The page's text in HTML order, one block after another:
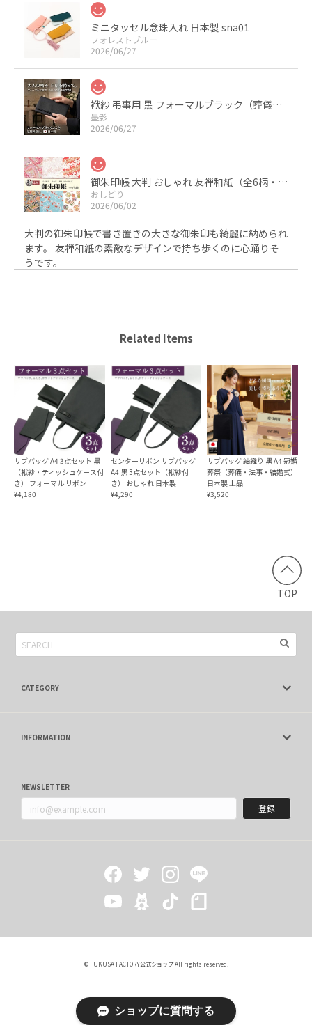
ミニタッセル念珠入れ 日本製 sna01
フォレストブルー
2026/06/27
袱紗 弔事用 黒 フォーマルブラック（葬儀・葬式・法事用） サテン 日本製
墨影
2026/06/27
御朱印帳 大判 おしゃれ 友禅和紙（全6柄・京都製・裏写りしにくい）
おしどり
2026/06/02
大判の御朱印帳で書き置きの大きな御朱印も綺麗に納められ
ます。 友禅和紙の素敵なデザインで持ち歩くのに心踊りそ
うです。
ちりめんふくさ 深紫
2024/05/17
本日無事に受け取りました。今まで使っていたものは台付の
袱紗でしたが、このタイプもとても便利だと思いますので購
入しました。ありがとうございました💞☺️
18日購入 → 19日商品到着。早っ！！w 最初は不安でした
が調べてみると、まぁまぁ有名な袱紗のメーカーみたいでし
たので安心しました。商品についてデザインは自分好みのス
した。満足ですありがとうございました
Related Items
サブバッグ A4 3点セット 黒
（袱紗・ティッシュケース付
き） フォーマル リボン
¥4,180
センターリボン サブバッグ
A4 黒 3点セット（袱紗付
き） おしゃれ 日本製
¥4,290
サブバッグ 紬織り 黒 A4 冠婚
葬祭（葬儀・法事・結婚式）
日本製 上品
¥3,520
TOP
CATEGORY
INFORMATION
NEWSLETTER
登録
© FUKUSA FACTORY公式ショップ All rights reserved.
ショップに質問する